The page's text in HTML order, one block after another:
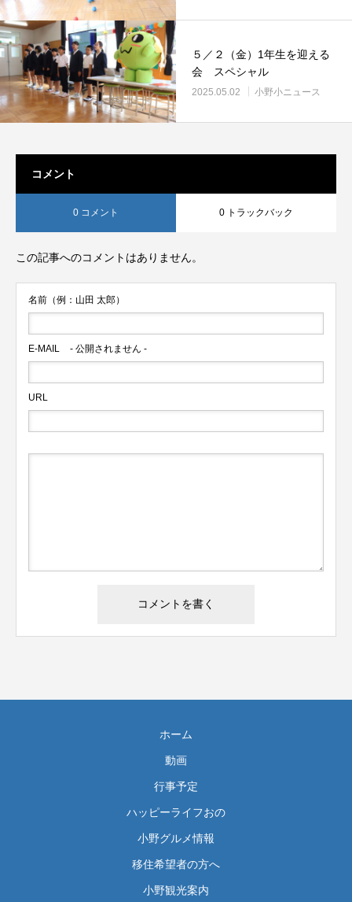
５／２（金）1年生を迎える
会 スペシャル
2025.05.02 小野小ニュース
コメント
0 コメント 0 トラックバック
この記事へのコメントはありません。
名前（例：山田 太郎）
E-MAIL - 公開されません -
URL
ホーム
動画
行事予定
ハッピーライフおの
小野グルメ情報
移住希望者の方へ
小野観光案内